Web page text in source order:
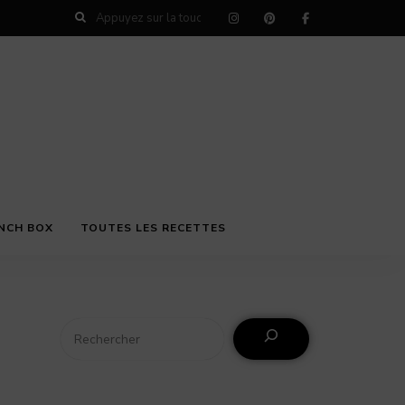
BOX TOUTES LES RECETTES